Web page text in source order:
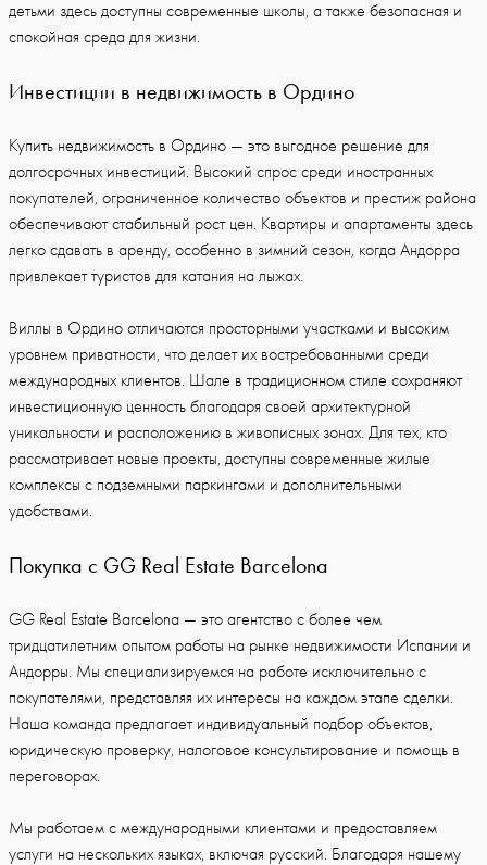
детьми здесь доступны современные школы, а также безопасная и
спокойная среда для жизни.
Инвестиции в недвижимость в Ордино
Купить недвижимость в Ордино — это выгодное решение для
долгосрочных инвестиций. Высокий спрос среди иностранных
покупателей, ограниченное количество объектов и престиж района
обеспечивают стабильный рост цен. Квартиры и апартаменты здесь
легко сдавать в аренду, особенно в зимний сезон, когда Андорра
привлекает туристов для катания на лыжах.
Виллы в Ордино отличаются просторными участками и высоким
уровнем приватности, что делает их востребованными среди
международных клиентов. Шале в традиционном стиле сохраняют
инвестиционную ценность благодаря своей архитектурной
уникальности и расположению в живописных зонах. Для тех, кто
рассматривает новые проекты, доступны современные жилые
комплексы с подземными паркингами и дополнительными
удобствами.
Покупка с GG Real Estate Barcelona
GG Real Estate Barcelona — это агентство с более чем
тридцатилетним опытом работы на рынке недвижимости Испании и
Андорры. Мы специализируемся на работе исключительно с
покупателями, представляя их интересы на каждом этапе сделки.
Наша команда предлагает индивидуальный подбор объектов,
юридическую проверку, налоговое консультирование и помощь в
переговорах.
Мы работаем с международными клиентами и предоставляем
услуги на нескольких языках, включая русский. Благодаря нашему